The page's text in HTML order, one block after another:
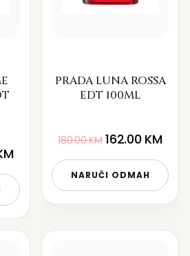
PRADA LUNA ROSSA
EDT 100ML
180.00KM 162.00 KM
NARUČI ODMAH